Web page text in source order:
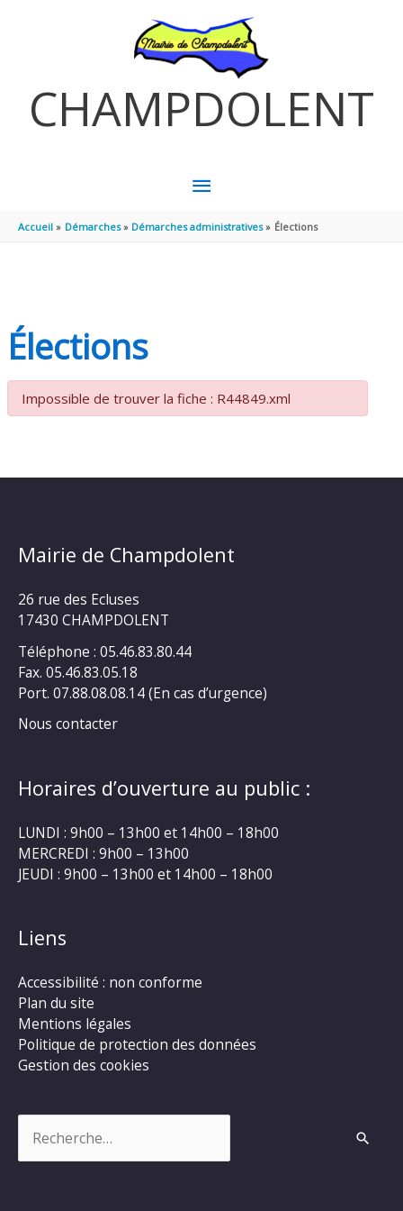
CHAMPDOLENT
MENU
PRINCIPAL
Accueil Démarches Démarches administratives Élections
Élections
Impossible de trouver la fiche : R44849.xml
Mairie de Champdolent
26 rue des Ecluses
17430 CHAMPDOLENT
Téléphone : 05.46.83.80.44
Fax. 05.46.83.05.18
Port. 07.88.08.08.14 (En cas d’urgence)
Nous contacter
Horaires d’ouverture au public :
LUNDI : 9h00 – 13h00 et 14h00 – 18h00
MERCREDI : 9h00 – 13h00
JEUDI : 9h00 – 13h00 et 14h00 – 18h00
Liens
Accessibilité : non conforme
Plan du site
Mentions légales
Politique de protection des données
Gestion des cookies